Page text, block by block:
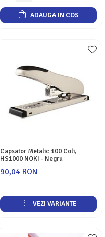
ADAUGA IN COS
Capsator Metalic 100 Coli,
HS1000 NOKI - Negru
90,04 RON
VEZI VARIANTE